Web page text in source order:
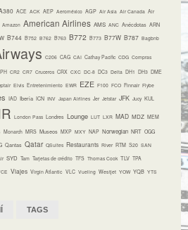
ACE ACK AEP Aeroméxico AGP Air Asia Air Canada Air
Amazon American Airlines AMS ANC Anécdotas ARN
B744 B752 B762 B763 B772 B773 B77W B787 Bagbnb
C206 CAG CAI Cathay Pacific CDG Compras
CR2 CR7 Cruceros CRX CXC DC-8 DC3 Delta DH1 DH3 DME
Elvis Entretenimiento EWR EZE F100 FCO Finnair Flybe
IAD Iberia ICN INV Japan Airlines Jer Jetstar JFK Jucy KUL
London Pass Londres Lounge LUT LXR MAD MDZ MEM
Monarch MRS Museos MXP MXY NAP Norwegian NRT OGG
Qantas Qatar QSuites Restaurants River RTM S20 SAN
SYD Tam Tarjetas de crédito TFS Thomas Cook TLV TPA
Viajes Virgin Atlantic VLC Vueling Westjet YOW YQB YTS
TAGS